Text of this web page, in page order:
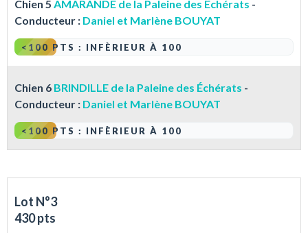
Chien 5 AMARANDE de la Paleine des Échérats -
Conducteur : Daniel et Marlène BOUYAT
<100 PTS : INFÈRIEUR À 100
Chien 6 BRINDILLE de la Paleine des Échérats -
Conducteur : Daniel et Marlène BOUYAT
<100 PTS : INFÈRIEUR À 100
Lot N°3
430 pts